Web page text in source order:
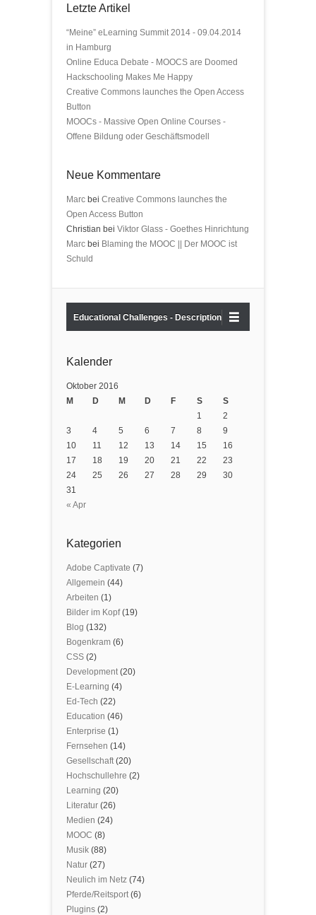
Letzte Artikel
“Meine” eLearning Summit 2014 - 09.04.2014
in Hamburg
Online Educa Debate - MOOCS are Doomed
Hackschooling Makes Me Happy
Creative Commons launches the Open Access
Button
MOOCs - Massive Open Online Courses -
Offene Bildung oder Geschäftsmodell
Neue Kommentare
Marc bei Creative Commons launches the
Open Access Button
Christian bei Viktor Glass - Goethes Hinrichtung
Marc bei Blaming the MOOC || Der MOOC ist
Schuld
Educational Challenges - Description
Kalender
Oktober 2016
M
D M D F S S
« Apr
1
2
3
4 5 6 7 8
9
10
11 12 13 14 15
16
17
18 19 20 21 22
23
24
25 26 27 28 29
30
31
Kategorien
Adobe Captivate (7)
Allgemein (44)
Arbeiten (1)
Bilder im Kopf(19)
Blog (132)
Bogenkram (6)
CSS (2)
Development(20)
E-Learning (4)
Ed-Tech (22)
Education (46)
Enterprise (1)
Fernsehen (14)
Gesellschaft(20)
Hochschullehre (2)
Learning (20)
Literatur (26)
Medien (24)
MOOC (8)
Musik (88)
Natur (27)
Neulich im Netz (74)
Pferde/Reitsport(6)
Plugins (2)